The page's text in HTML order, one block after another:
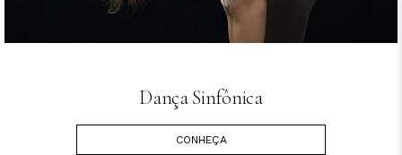
Dança Sinfônica
CONHEÇA